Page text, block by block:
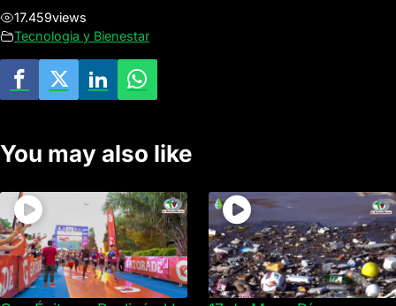
17.459views
Tecnologia y Bienestar
You may also like